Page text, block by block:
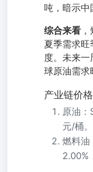
吨，暗示中
综合来看
夏季需求旺
度。未来
球原油需求
产业链价
原油
元/桶。
燃料油
2.00%